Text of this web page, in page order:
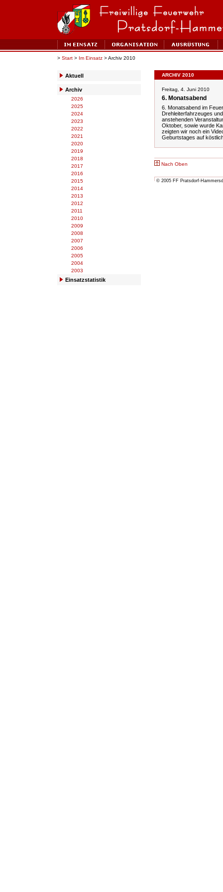
> Start > Im Einsatz > Archiv 2010
Aktuell
Archiv
2026
2025
2024
2023
2022
2021
2020
2019
2018
2017
2016
2015
2014
2013
2012
2011
2010
2009
2008
2007
2006
2005
2004
2003
Einsatzstatistik
ARCHIV 2010
Freitag, 4. Juni 2010
6. Monatsabend
6. Monatsabend im
Drehleiterfahrzeuges
anstehenden
Oktober, sowie wurde
zeigten wir noch ein
Geburtstages auf
Nach Oben
© 2005 FF Pratsdorf-